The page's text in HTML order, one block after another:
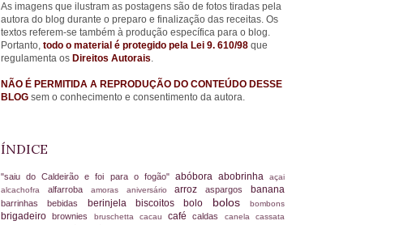
As imagens que ilustram as postagens são de fotos tiradas pela
autora do blog durante o preparo e finalização das receitas. Os
textos referem-se também à produção específica para o blog.
Portanto, todo o material é protegido pela Lei 9. 610/98 que
regulamenta os Direitos Autorais.
NÃO É PERMITIDA A REPRODUÇÃO DO CONTEÚDO DESSE
BLOG sem o conhecimento e consentimento da autora.
ÍNDICE
"saiu do Caldeirão e foi para o fogão" abóbora abobrinhaaçai
alcachofra alfarroba amoras aniversárioarrozaspargos banana
barrinhasbebidas berinjela biscoitos bolo bolosbombons
brigadeirobrownies bruschetta cacaucafécaldas canelacassata